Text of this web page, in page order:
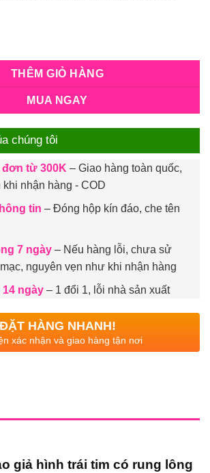
THÊM GIỎ HÀNG
MUA NGAY
chúng tôi
đơn từ 300K – Giao hàng toàn quốc,
khi nhận hàng - COD
tin – Đóng hộp kín đáo, che tên
7 ngày– Nếu hàng lỗi, chưa sử
nguyên vẹn như khi nhận hàng
14 ngày– 1 đổi 1, lỗi nhà sản xuất
ĐẶT HÀNG NHANH!
xác nhận và giao hàng tận nơi
giả hình trái tim có rung lông